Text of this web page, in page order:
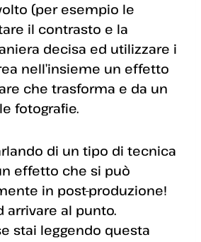
(per esempio le
il contrasto e la
decisa ed utilizzare i
nell’insieme un effetto
che trasforma e da un
fotografie.
di un tipo di tecnica
effetto che si può
in post-produzione!
arrivare al punto.
stai leggendo questa